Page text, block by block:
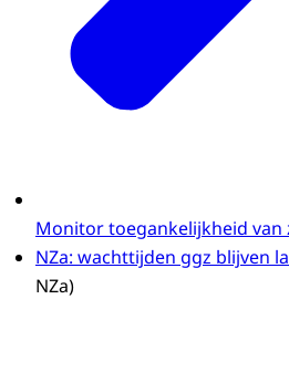
Monitor toegankelijkheid van
NZa: wachttijden ggz blijven
NZa)